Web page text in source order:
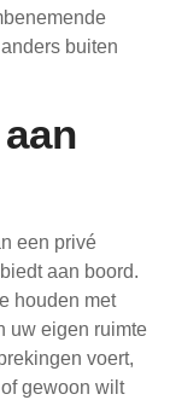
buiten
een privé
aan boord.
houden met
uw eigen ruimte
voert,
gewoon wilt